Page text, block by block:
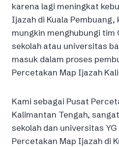
karena lagi meningkat
Ijazah di Kuala Pembuang,
mungkin menghubungi tim
sekolah atau universitas
masuk dalam proses
Percetakan Map Ijazah
Kami sebagai Pusat
Kalimantan Tengah,
sekolah dan universitas
Percetakan Map Ijazah di